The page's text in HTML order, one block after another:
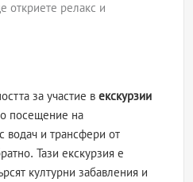
откриете релакс и
за участие векскурзии
посещение на
водач и трансфери от
Тази екскурзия е
културни забавления и